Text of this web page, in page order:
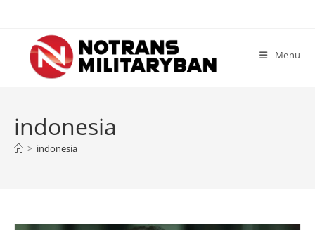
content
Menu
indonesia
> indonesia